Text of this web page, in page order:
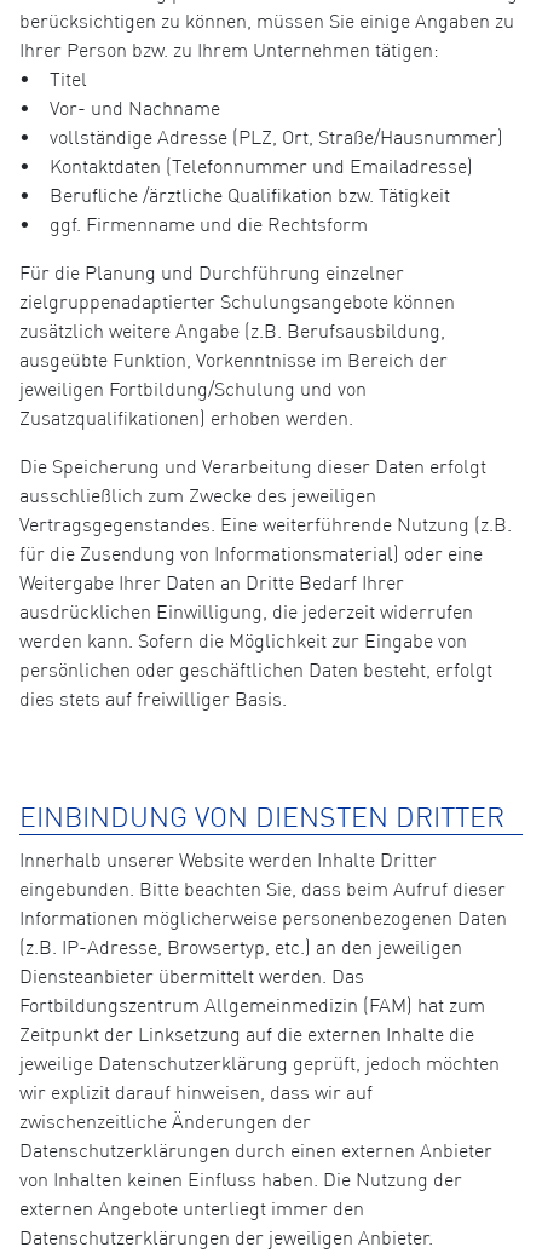
berücksichtigen zu können, müssen Sie einige Angaben zu
Ihrer Person bzw. zu Ihrem Unternehmen tätigen:
• Titel
• Vor- und Nachname
• vollständige Adresse (PLZ, Ort, Straße/Hausnummer)
• Kontaktdaten (Telefonnummer und Emailadresse)
• Berufliche /ärztliche Qualifikation bzw. Tätigkeit
• ggf. Firmenname und die Rechtsform
Für die Planung und Durchführung einzelner
zielgruppenadaptierter Schulungsangebote können
zusätzlich weitere Angabe (z.B. Berufsausbildung,
ausgeübte Funktion, Vorkenntnisse im Bereich der
jeweiligen Fortbildung/Schulung und von
Zusatzqualifikationen) erhoben werden.
Die Speicherung und Verarbeitung dieser Daten erfolgt
ausschließlich zum Zwecke des jeweiligen
Vertragsgegenstandes. Eine weiterführende Nutzung (z.B.
für die Zusendung von Informationsmaterial) oder eine
Weitergabe Ihrer Daten an Dritte Bedarf Ihrer
ausdrücklichen Einwilligung, die jederzeit widerrufen
werden kann. Sofern die Möglichkeit zur Eingabe von
persönlichen oder geschäftlichen Daten besteht, erfolgt
dies stets auf freiwilliger Basis.
EINBINDUNG VON DIENSTEN DRITTER
Innerhalb unserer Website werden Inhalte Dritter
eingebunden. Bitte beachten Sie, dass beim Aufruf dieser
Informationen möglicherweise personenbezogenen Daten
(z.B. IP-Adresse, Browsertyp, etc.) an den jeweiligen
Diensteanbieter übermittelt werden. Das
Fortbildungszentrum Allgemeinmedizin (FAM) hat zum
Zeitpunkt der Linksetzung auf die externen Inhalte die
jeweilige Datenschutzerklärung geprüft, jedoch möchten
wir explizit darauf hinweisen, dass wir auf
zwischenzeitliche Änderungen der
Datenschutzerklärungen durch einen externen Anbieter
von Inhalten keinen Einfluss haben. Die Nutzung der
externen Angebote unterliegt immer den
Datenschutzerklärungen der jeweiligen Anbieter.